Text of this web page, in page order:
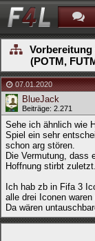
Vorbereitung
(POTM,
07.01.2020
BlueJack
Beiträge: 2.271
Sehe ich ähnlich wie
Spiel ein sehr
schon arg stören.
Die Vermutung, dass
Hoffnung stirbt zuletzt.
Ich hab zb in Fifa 3
alle drei Iconen
Da wären